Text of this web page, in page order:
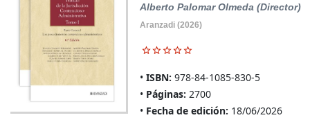
Alberto Palomar Olmeda (Director)
Aranzadi(2026)
ISBN: 978-84-1085-830-5
Páginas: 2700
Fecha de edición: 18/06/2026